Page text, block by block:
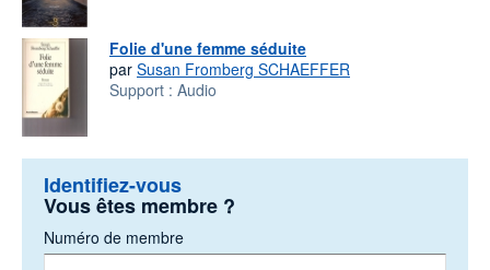
Folie d'une femme séduite
par Susan Fromberg SCHAEFFER
Support : Audio
Identifiez-vous
Vous êtes membre ?
Numéro de membre